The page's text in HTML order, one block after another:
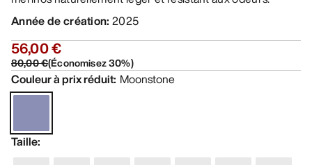
Année de création: 2025
56,00 €
80,00 €(Économisez30%)
Couleur à prix réduit: Moonstone
Taille: